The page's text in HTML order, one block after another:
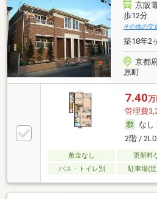
京阪
歩12分
その他の交
築18年2
京都
原町
7.40万
管理費
なし
2階 /
敷金なし 更新料
バス・トイレ別
駐車場(